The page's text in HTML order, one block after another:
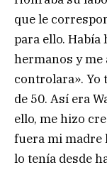
que le
para ello. Había
hermanos y me
controlara». Yo
de 50. Así era
ello, me hizo
fuera mi madre
lo tenía desde